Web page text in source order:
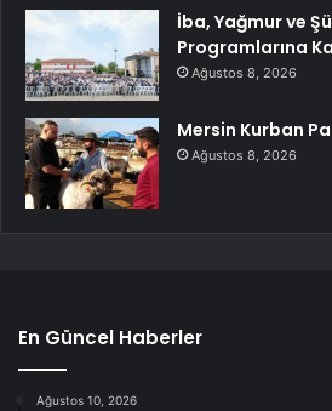
İba, Yağmur ve
Programlarına
Ağustos 8, 2026
Mersin Kurban
Ağustos 8, 2026
En Güncel Haberler
Ağustos 10, 2026